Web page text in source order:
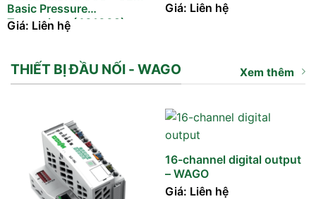
Basic Pressure
Transmitter (401002)
Giá: Liên hệ
Giá: Liên hệ
THIẾT BỊ ĐẦU NỐI - WAGO Xem thêm
16-channel digital output
– WAGO
Giá: Liên hệ